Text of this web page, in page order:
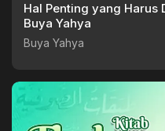
Hal Penting yang Harus
Buya Yahya
Buya Yahya